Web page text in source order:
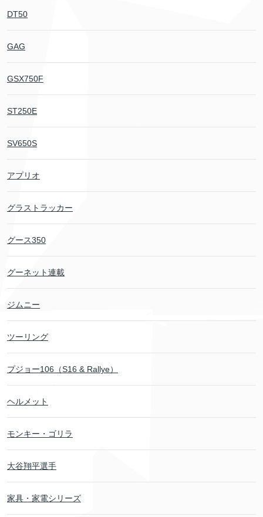
DT50
GAG
GSX750F
ST250E
SV650S
アプリオ
グラストラッカー
グース350
グーネット連載
ジムニー
ツーリング
プジョー106（S16 & Rallye）
ヘルメット
モンキー・ゴリラ
大谷翔平選手
家具・家電シリーズ